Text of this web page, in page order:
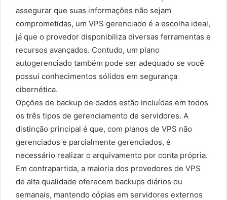
assegurar que suas informações não sejam
comprometidas, um VPS gerenciado é a escolha ideal,
já que o provedor disponibiliza diversas ferramentas e
recursos avançados. Contudo, um plano
autogerenciado também pode ser adequado se você
possui conhecimentos sólidos em segurança
cibernética.
Opções de backup de dados estão incluídas em todos
os três tipos de gerenciamento de servidores. A
distinção principal é que, com planos de VPS não
gerenciados e parcialmente gerenciados, é
necessário realizar o arquivamento por conta própria.
Em contrapartida, a maioria dos provedores de VPS
de alta qualidade oferecem backups diários ou
semanais, mantendo cópias em servidores externos